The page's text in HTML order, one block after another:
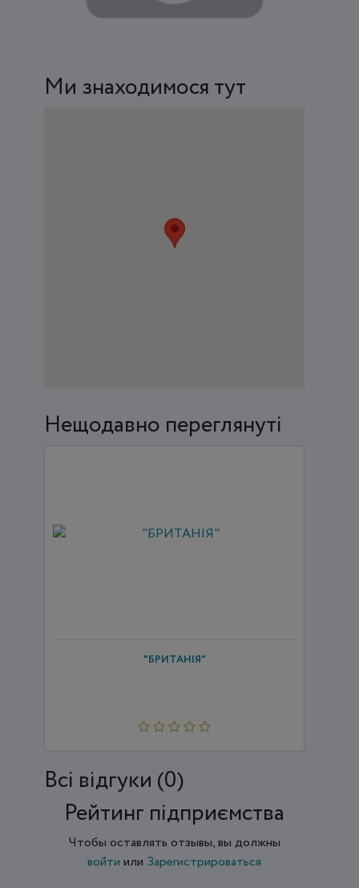
Ми знаходимося тут
Нещодавно переглянуті
"БРИТАНІЯ"
Всi відгуки (0)
Рейтинг підприємства
Чтобы оставлять отзывы, вы должны
войти или Зарегистрироваться